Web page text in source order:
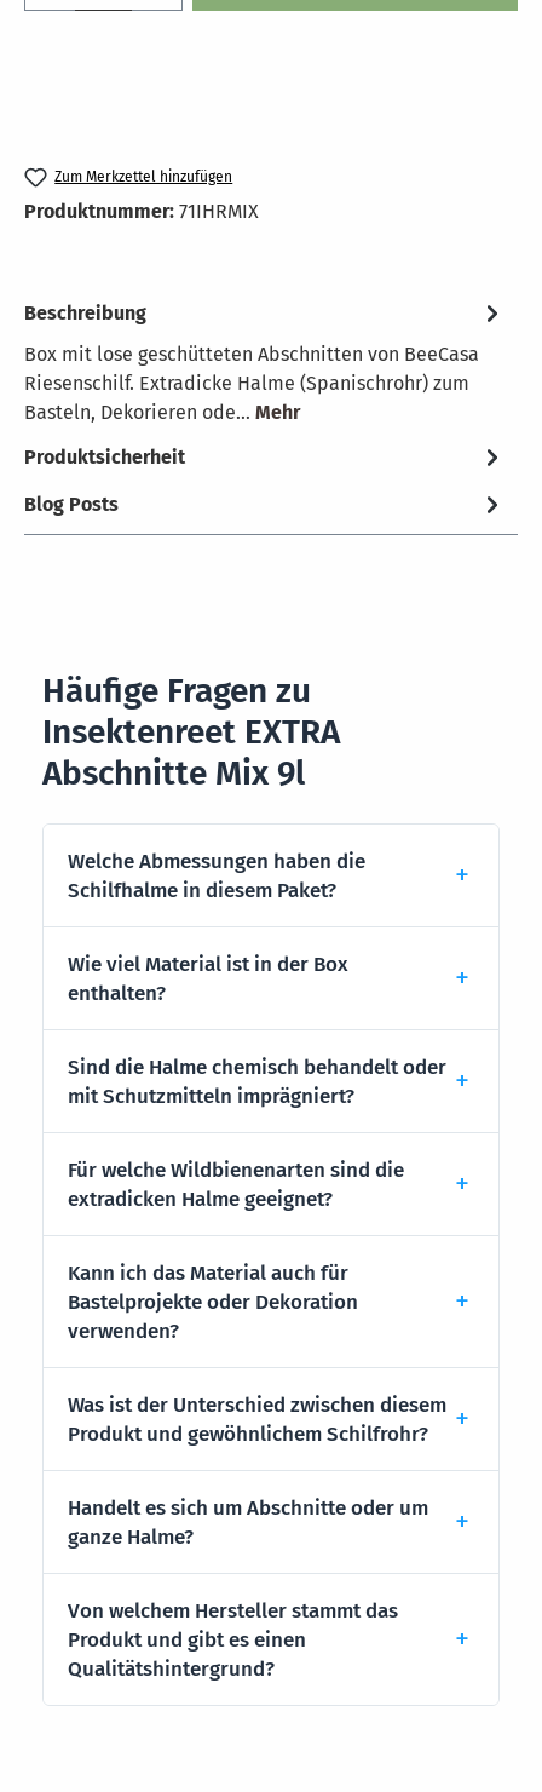
Zum Merkzettel hinzufügen
Produktnummer: 71IHRMIX
Beschreibung
Box mit lose geschütteten Abschnitten von BeeCasa
Riesenschilf. Extradicke Halme (Spanischrohr) zum
Basteln, Dekorieren ode… Mehr
Produktsicherheit
Blog Posts
Häufige Fragen zu
Insektenreet EXTRA
Abschnitte Mix 9l
Welche Abmessungen haben die
Schilfhalme in diesem Paket?
Wie viel Material ist in der Box
enthalten?
Sind die Halme chemisch behandelt oder
mit Schutzmitteln imprägniert?
Für welche Wildbienenarten sind die
extradicken Halme geeignet?
Kann ich das Material auch für
Bastelprojekte oder Dekoration
verwenden?
Was ist der Unterschied zwischen diesem
Produkt und gewöhnlichem Schilfrohr?
Handelt es sich um Abschnitte oder um
ganze Halme?
Von welchem Hersteller stammt das
Produkt und gibt es einen
Qualitätshintergrund?